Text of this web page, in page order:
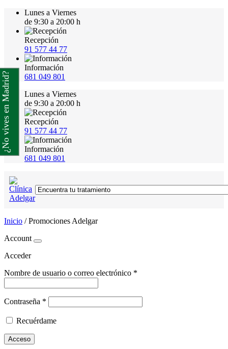
Lunes a Viernes
de 9:30 a 20:00 h
Recepción
91 577 44 77
Información
681 049 801
Lunes a Viernes
de 9:30 a 20:00 h
Recepción
91 577 44 77
Información
681 049 801
Inicio /Promociones Adelgar
Account
Acceder
Nombre de usuario o correo electrónico *
Contraseña *
Recuérdame
Acceso
¿No vives en Madrid?